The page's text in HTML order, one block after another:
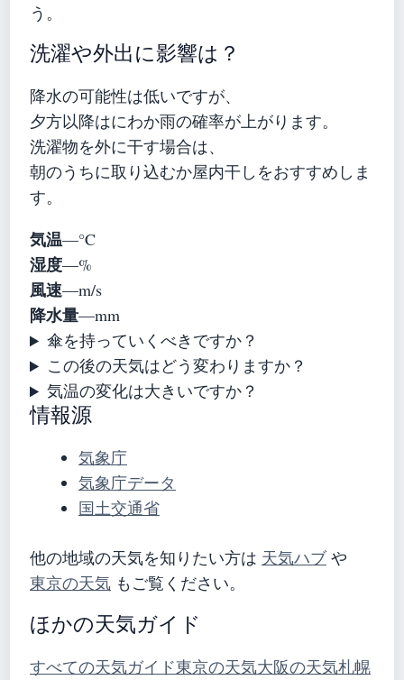
う。
洗濯や外出に影響は？
降水の可能性は低いですが、
夕方以降はにわか雨の確率が上がります。
洗濯物を外に干す場合は、
朝のうちに取り込むか屋内干しをおすすめしま
す。
気温—°C
湿度—%
風速—m/s
降水量—mm
傘を持っていくべきですか？
この後の天気はどう変わりますか？
気温の変化は大きいですか？
情報源
気象庁
気象庁データ
国土交通省
他の地域の天気を知りたい方は 天気ハブや
東京の天気 もご覧ください。
ほかの天気ガイド
すべての天気ガイド東京の天気大阪の天気札幌